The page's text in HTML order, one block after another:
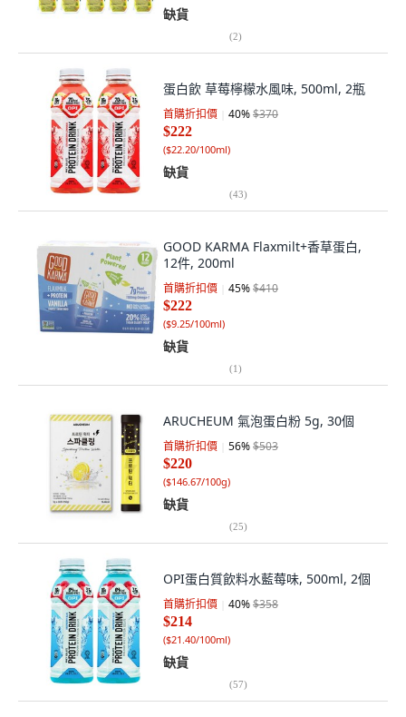
缺貨
(2)
蛋白飲 草莓檸檬水風味, 500ml, 2瓶
首購折扣價 40%$370
$222
($22.20/100ml)
缺貨
(43)
GOOD KARMA Flaxmilt+香草蛋白,
12件, 200ml
首購折扣價 45%$410
$222
($9.25/100ml)
缺貨
(1)
ARUCHEUM 氣泡蛋白粉 5g, 30個
首購折扣價 56%$503
$220
($146.67/100g)
缺貨
(25)
OPI蛋白質飲料水藍莓味, 500ml, 2個
首購折扣價 40%$358
$214
($21.40/100ml)
缺貨
(57)